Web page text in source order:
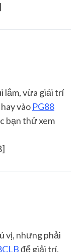
lắm, vừa giải trí
vào PG88
bạn thử xem
vị, nhưng phải
để giải trí,